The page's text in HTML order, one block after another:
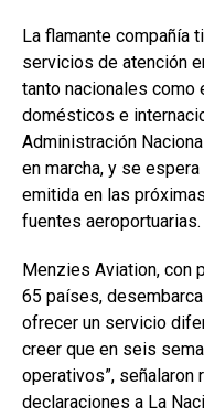
La flamante compañía
servicios de atención
tanto nacionales como
domésticos e
Administración
en marcha, y se
emitida en las
fuentes aeroportuarias.
Menzies Aviation, con
65 países,
ofrecer un servicio
creer que en seis
operativos”, señalaron
declaraciones a La